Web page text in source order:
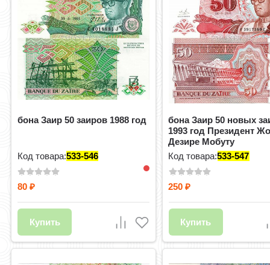
бона Заир 50 заиров 1988 год
Код товара:533-546
80₽
Купить
бона Заир 50 новых
1993 год Президент
Дезире Мобуту
Код товара:533-547
250₽
Купить